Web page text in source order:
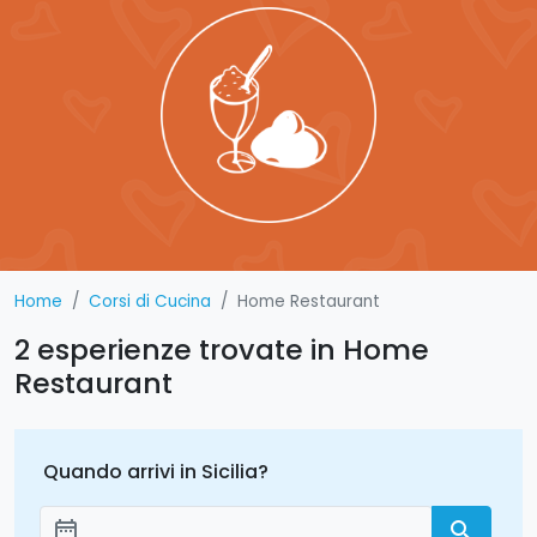
Home Corsi di Cucina Home Restaurant
2 esperienze trovate in Home
Restaurant
Quando arrivi in Sicilia?